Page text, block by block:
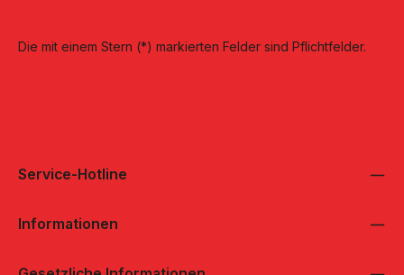
Die mit einem Stern (*) markierten Felder sind Pflichtfelder.
Service-Hotline
Informationen